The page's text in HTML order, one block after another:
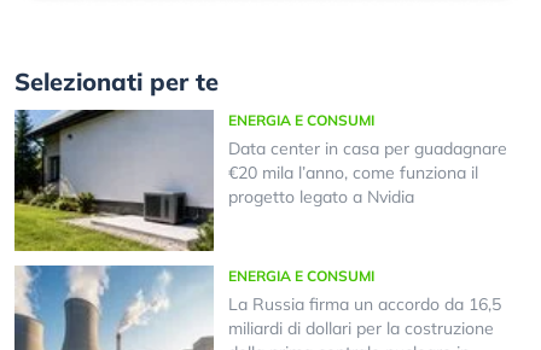
Selezionati per te
ENERGIA E CONSUMI
Data center in casa per guadagnare
€20 mila l’anno, come funziona il
progetto legato a Nvidia
ENERGIA E CONSUMI
La Russia firma un accordo da 16,5
miliardi di dollari per la costruzione